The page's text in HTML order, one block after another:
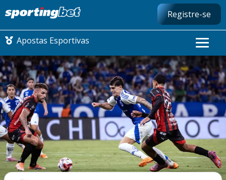
Registre-se
Apostas Esportivas
CONMEBOL LIBERTADORES
FUTEBOL NACIONAL
FUTEBOL INTERNACIONAL
COMO APOSTAR